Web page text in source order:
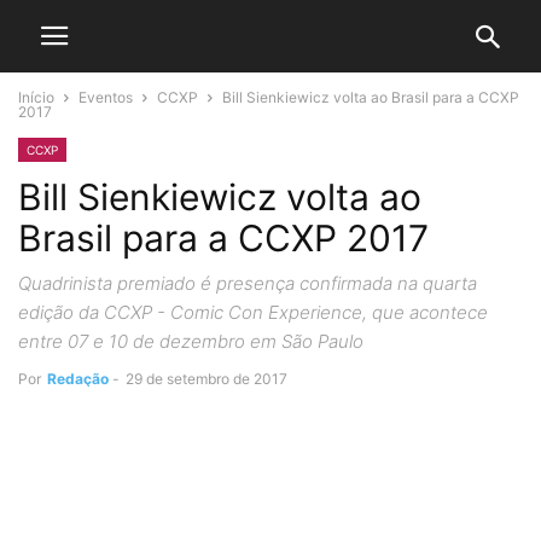
Início Eventos CCXP
Bill Sienkiewicz volta ao Brasil para a CCXP
2017
CCXP
Bill Sienkiewicz volta ao
Brasil para a CCXP 2017
Quadrinista premiado é presença confirmada na quarta
edição da CCXP - Comic Con Experience, que acontece
entre 07 e 10 de dezembro em São Paulo
Por Redação - 29 de setembro de 2017